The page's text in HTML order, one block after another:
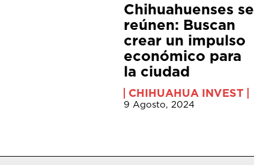
Chihuahuenses se
reúnen: Buscan
crear un impulso
económico para
la ciudad
CHIHUAHUA INVEST
9 Agosto, 2024